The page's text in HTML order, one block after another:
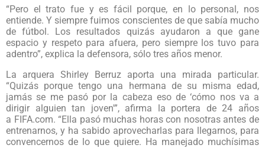
“Pero el trato fue y es fácil porque, en lo personal, nos
entiende. Y siempre fuimos conscientes de que sabía mucho
de fútbol. Los resultados quizás ayudaron a que gane
espacio y respeto para afuera, pero siempre los tuvo para
adentro”, explica la defensora, sólo tres años menor.
La arquera Shirley Berruz aporta una mirada particular.
“Quizás porque tengo una hermana de su misma edad,
jamás se me pasó por la cabeza eso de ‘cómo nos va a
dirigir alguien tan joven'”, afirma la portera de 24 años
a FIFA.com. “Ella pasó muchas horas con nosotras antes de
entrenarnos, y ha sabido aprovecharlas para llegarnos, para
convencernos de lo que quiere. Ha manejado muchísimas